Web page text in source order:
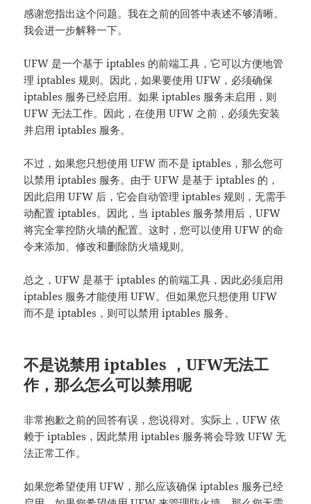
感谢您指出这个问题。我在之前的回答中表述不够清晰。
我会进一步解释一下。
UFW 是一个基于 iptables 的前端工具，它可以方便地管
理 iptables 规则。因此，如果要使用 UFW，必须确保
iptables 服务已经启用。如果 iptables 服务未启用，则
UFW 无法工作。因此，在使用 UFW 之前，必须先安装
并启用 iptables 服务。
不过，如果您只想使用 UFW 而不是 iptables，那么您可
以禁用 iptables 服务。由于 UFW 是基于 iptables 的，
因此启用 UFW 后，它会自动管理 iptables 规则，无需手
动配置 iptables。因此，当 iptables 服务禁用后，UFW
将完全掌控防火墙的配置。这时，您可以使用 UFW 的命
令来添加、修改和删除防火墙规则。
总之，UFW 是基于 iptables 的前端工具，因此必须启用
iptables 服务才能使用 UFW。但如果您只想使用 UFW
而不是 iptables，则可以禁用 iptables 服务。
不是说禁用 iptables ，UFW无法工
作，那么怎么可以禁用呢
非常抱歉之前的回答有误，您说得对。实际上，UFW 依
赖于 iptables，因此禁用 iptables 服务将会导致 UFW 无
法正常工作。
如果您希望使用 UFW，那么应该确保 iptables 服务已经